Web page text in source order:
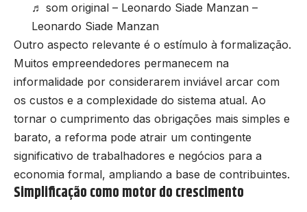
♬ som original – Leonardo Siade Manzan –
Leonardo Siade Manzan
Outro aspecto relevante é o estímulo à formalização.
Muitos empreendedores permanecem na
informalidade por considerarem inviável arcar com
os custos e a complexidade do sistema atual. Ao
tornar o cumprimento das obrigações mais simples e
barato, a reforma pode atrair um contingente
significativo de trabalhadores e negócios para a
economia formal, ampliando a base de contribuintes.
Simplificação como motor do crescimento